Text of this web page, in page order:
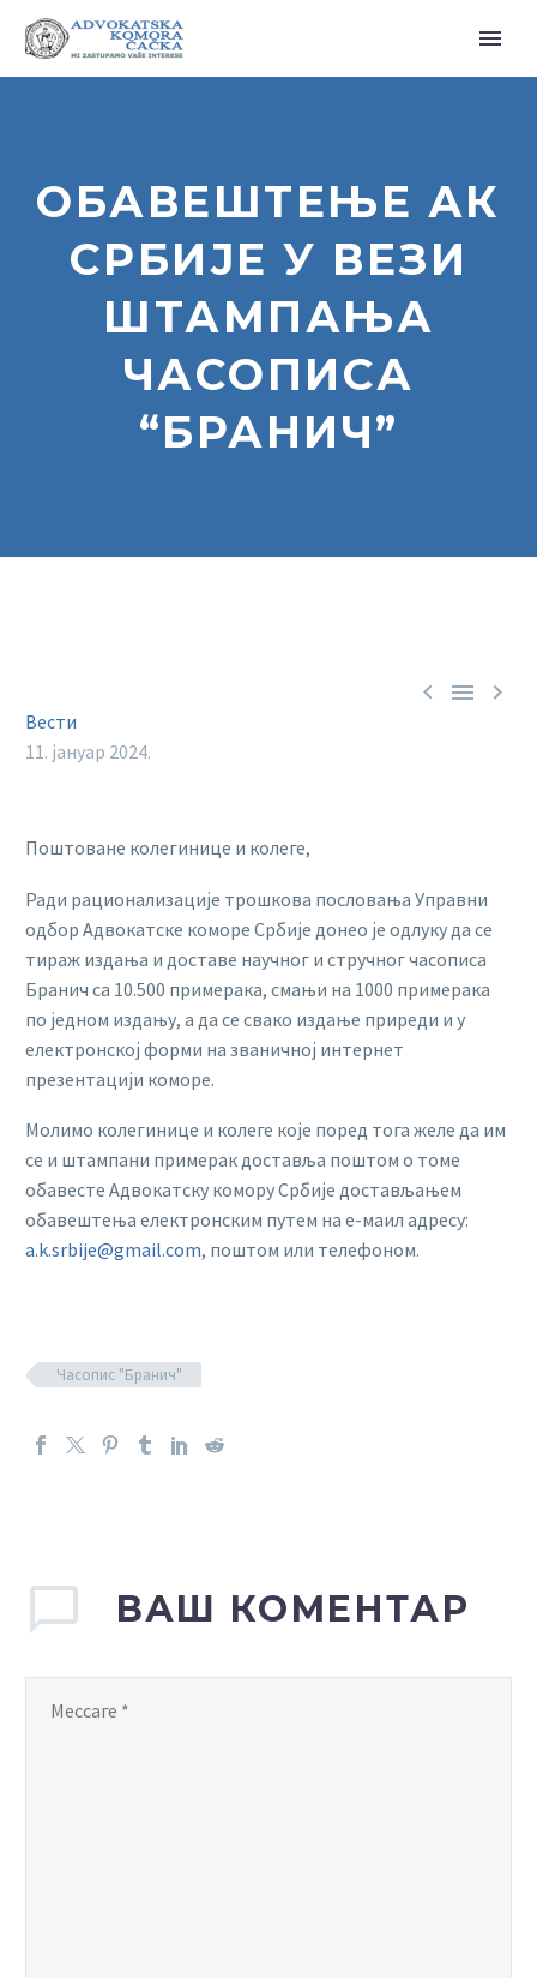
ОБАВЕШТЕЊЕ АК
СРБИЈЕ У ВЕЗИ
ШТАМПАЊА
ЧАСОПИСА
“БРАНИЧ”
  
Вести
11. јануар 2024.
Поштоване колегинице и колеге,
Ради рационализације трошкова пословања Управни
одбор Адвокатске коморе Србије донео је одлуку да се
тираж издања и доставе научног и стручног часописа
Бранич са 10.500 примерака, смањи на 1000 примерака
по једном издању, а да се свако издање приреди и у
електронској форми на званичној интернет
презентацији коморе.
Молимо колегинице и колеге које поред тога желе да им
се и штампани примерак доставља поштом о томе
обавесте Адвокатску комору Србије достављањем
обавештења електронским путем на е-маил адресу:
a.k.srbije@gmail.com, поштом или телефоном.
Часопис "Бранич"
ВАШ КОМЕНТАР